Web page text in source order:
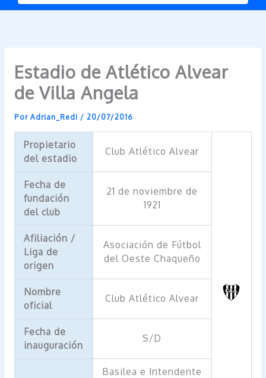
Estadio de Atlético Alvear
de Villa Angela
Por Adrian_Redi / 20/07/2016
Propietario
del estadio
Club Atlético Alvear
Fecha de
fundación
del club
21 de noviembre de
1921
Afiliación /
Liga de
origen
Asociación de Fútbol
del Oeste Chaqueño
Nombre
oficial
Club Atlético Alvear
Fecha de
inauguración
S/D
Basilea e Intendente